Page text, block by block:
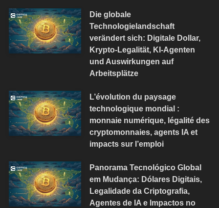
Die globale
Technologielandschaft
verändert sich: Digitale Dollar,
Krypto-Legalität, KI-Agenten
und Auswirkungen auf
Arbeitsplätze
L’évolution du paysage
technologique mondial :
monnaie numérique, légalité des
cryptomonnaies, agents IA et
impacts sur l’emploi
Panorama Tecnológico Global
em Mudança: Dólares Digitais,
Legalidade da Criptografia,
Agentes de IA e Impactos no